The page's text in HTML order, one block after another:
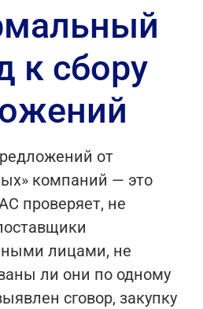
к сбору
от
компаний — это
проверяет, не
лицами, не
ли они по одному
сговор, закупку